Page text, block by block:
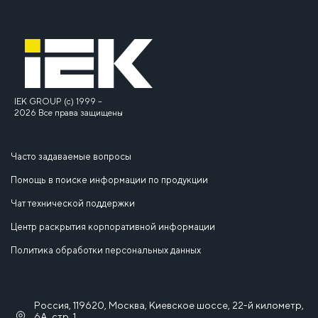
IEK GROUP (c) 1999 –
2026 Все права защищены
Часто задаваемые вопросы
Помощь в поиске информации по продукции
Чат технической поддержки
Центр раскрытия корпоративной информации
Политика обработки персональных данных
Россия, 119620, Москва, Киевское шоссе, 22-й километр,